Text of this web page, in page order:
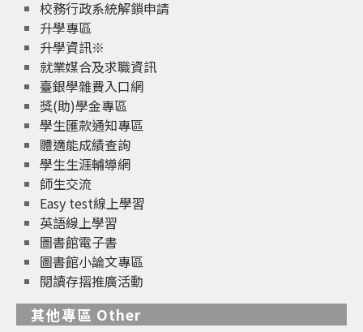
校務行政系統解鎖申請
升學專區
升學資訊※
就業媒合及求職資訊
臺銀學雜費入口網
獎(助)學金專區
學生匯款通知專區
體適能成績查詢
學生生涯輔導網
師生交流
Easy test線上學習
英語線上學習
圖書館電子書
圖書館小論文專區
閱讀存摺推廣活動
其他專區 Other